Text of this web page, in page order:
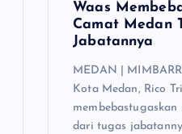
Waas
Camat Medan
Jabatannya
MEDAN |
Kota Medan, Rico
membebastugaskan
dari tugas